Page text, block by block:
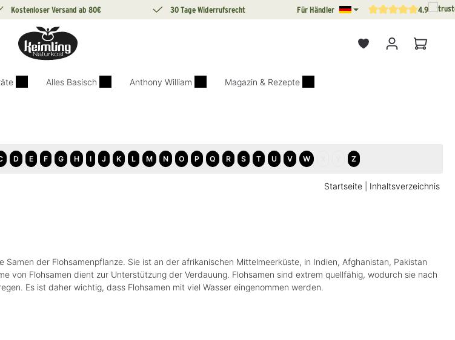
Kostenloser Versand ab 80€ 30 Tage Widerrufsrecht Für Händler Durchschnittliche4.9
Alles Basisch Anthony William Magazin & Rezepte
D E F G H I J K L M N O P Q R S T U V W Z
Startseite Inhaltsverzeichnis
Samen der Flohsamenpflanze. Sie ist an der afrikanischen Mittelmeerküste, in Indien, Afghanistan, Pakistan
von Flohsamen dient zur Unterstützung der Verdauung. Flohsamen sind extrem quellfähig, wodurch sie nach
Es ist daher wichtig, dass Flohsamen mit viel Wasser eingenommen werden.